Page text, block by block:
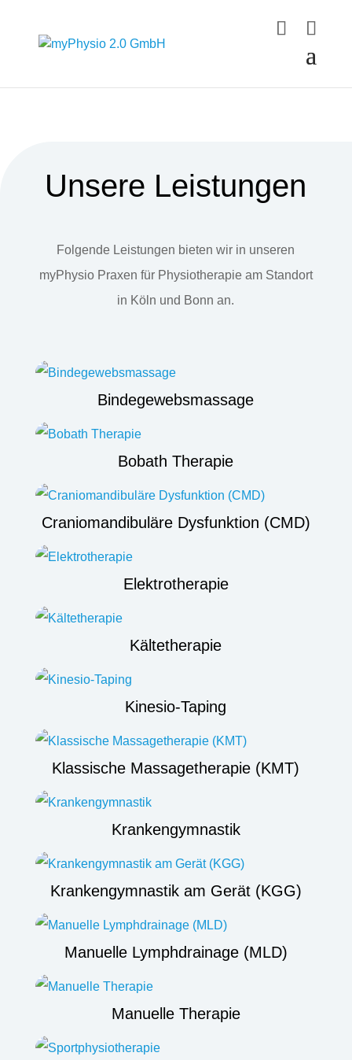
Unsere Leistungen
Folgende Leistungen bieten wir in unseren
myPhysio Praxen für Physiotherapie am Standort
in Köln und Bonn an.
Bindegewebsmassage
Bobath Therapie
Craniomandibuläre Dysfunktion (CMD)
Elektrotherapie
Kältetherapie
Kinesio-Taping
Klassische Massagetherapie (KMT)
Krankengymnastik
Krankengymnastik am Gerät (KGG)
Manuelle Lymphdrainage (MLD)
Manuelle Therapie